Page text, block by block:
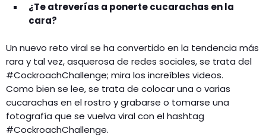
¿Te atreverías a ponerte cucarachas en la
cara?
Un nuevo reto viral se ha convertido en la tendencia más
rara y tal vez, asquerosa de redes sociales, se trata del
#CockroachChallenge; mira los increíbles videos.
Como bien se lee, se trata de colocar una o varias
cucarachas en el rostro y grabarse o tomarse una
fotografía que se vuelva viral con el hashtag
#CockroachChallenge.